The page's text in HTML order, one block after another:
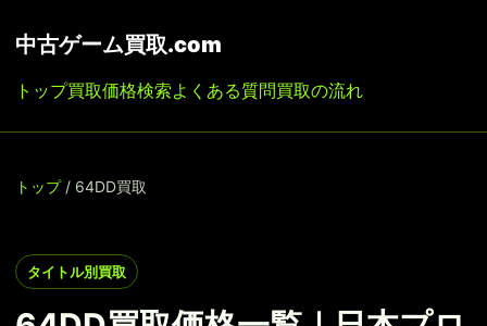
中古ゲーム買取.com
トップ買取価格検索よくある質問買取の流れ
トップ/ 64DD買取
タイトル別買取